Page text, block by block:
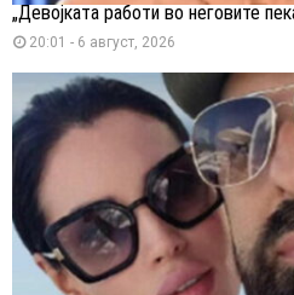
„Девојката работи во неговите
20:01 - 6 август, 2026